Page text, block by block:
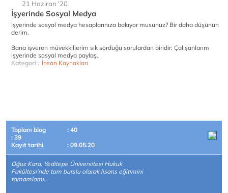
21 Haziran '20
İşyerinde Sosyal Medya
İşyerinde sosyal medya hesaplarınıza bakıyor musunuz? Bir daha düşünün
derim.
Bana işveren müvekkillerim sık sorduğu sorulardan biridir: Çalışanlarım
işyerinde sosyal medya paylaş..
Kategori : İnsan Kaynakları
Toplam blog
: 40
: 39
Kayıt tarihi
: 09.05.20
Oğuz Kara, Yeditepe Üniversitesi Hukuk
Fakültesi'nde tam burslu olarak lisans eğitimini
tamamlamı..